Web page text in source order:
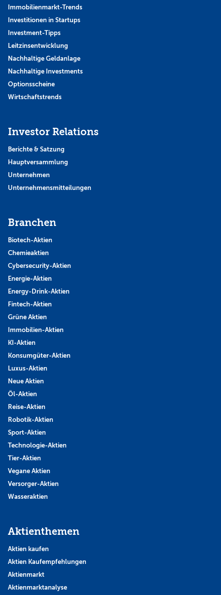
Immobilienmarkt-Trends
Investitionen in Startups
Investment-Tipps
Leitzinsentwicklung
Nachhaltige Geldanlage
Nachhaltige Investments
Optionsscheine
Wirtschaftstrends
Investor Relations
Berichte & Satzung
Hauptversammlung
Unternehmen
Unternehmensmitteilungen
Branchen
Biotech-Aktien
Chemieaktien
Cybersecurity-Aktien
Energie-Aktien
Energy-Drink-Aktien
Fintech-Aktien
Grüne Aktien
Immobilien-Aktien
KI-Aktien
Konsumgüter-Aktien
Luxus-Aktien
Neue Aktien
Öl-Aktien
Reise-Aktien
Robotik-Aktien
Sport-Aktien
Technologie-Aktien
Tier-Aktien
Vegane Aktien
Versorger-Aktien
Wasseraktien
Aktienthemen
Aktien kaufen
Aktien Kaufempfehlungen
Aktienmarkt
Aktienmarktanalyse